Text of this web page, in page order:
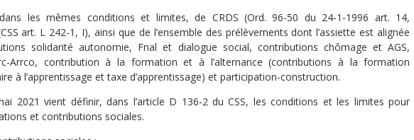
les mêmes conditions et limites, de CRDS (Ord. 96-50 du 24-1-1996 art. 14,
art. L 242-1, I), ainsi que de l’ensemble des prélèvements dont l’assiette est alignée
solidarité autonomie, Fnal et dialogue social, contributions chômage et AGS,
Arrco, contribution à la formation et à l’alternance (contributions à la formation
à l’apprentissage et taxe d’apprentissage) et participation-construction.
2021 vient définir, dans l’article D 136-2 du CSS, les conditions et les limites pour
et contributions sociales.